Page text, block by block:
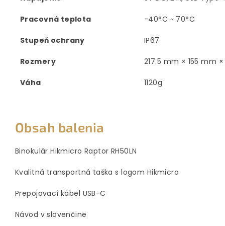
Pracovná teplota -40°C ~ 70°C
Stupeň ochrany IP67
Rozmery 217.5 mm × 155 mm
Váha 1120g
Obsah balenia
Binokulár Hikmicro Raptor RH50LN
Kvalitná transportná taška s logom Hikmicro
Prepojovací kábel USB-C
Návod v slovenčine